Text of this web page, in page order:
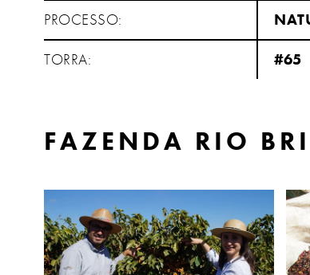
PROCESSO:
TORRA:
#65
FAZENDA RIO